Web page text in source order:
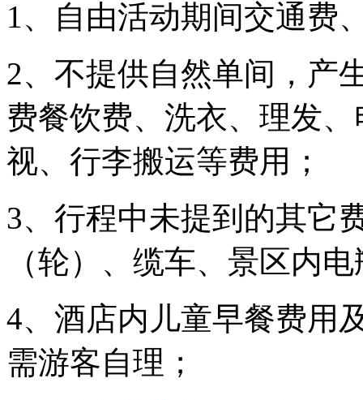
1、自由活动期间交通费
2、不提供自然单间，产
费餐饮费、洗衣、理发
视、行李搬运等费用；
3、行程中未提到的其它
（轮）、缆车、景区内
4、酒店内儿童早餐费用
需游客自理；